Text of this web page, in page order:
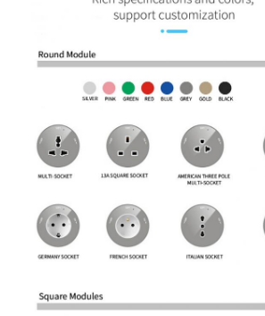
Αρχική Σελίδα
Προϊόντα
Σχετικά με εμάς
Γύρος εργοστασίων
Ποιοτικός έλεγχος
επαφή
Μιλήστε τώρα.